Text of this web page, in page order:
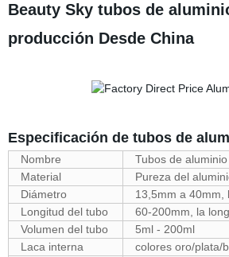
Beauty Sky tubos de
producción Desde China
Especificación de tubos de
Nombre
Tubos de
Material
Pureza del
Diámetro
13,5mm a 40mm,
Longitud del tubo
60-200mm, la
Volumen del tubo
5ml - 200ml
Laca interna
colores oro/plata/